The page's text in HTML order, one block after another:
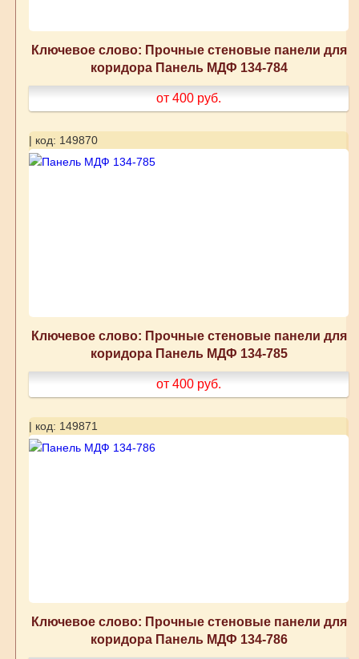
Ключевое слово: Прочные стеновые панели для
коридора Панель МДФ 134-784
от 400 руб.
| код: 149870
Ключевое слово: Прочные стеновые панели для
коридора Панель МДФ 134-785
от 400 руб.
| код: 149871
Ключевое слово: Прочные стеновые панели для
коридора Панель МДФ 134-786